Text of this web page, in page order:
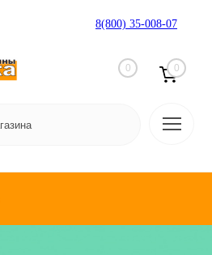
8(800) 35-008-07
0 0